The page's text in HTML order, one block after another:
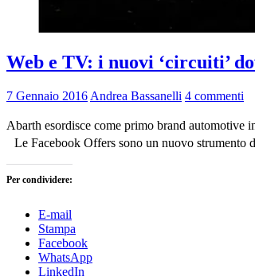
Web e TV: i nuovi ‘circuiti’
7 Gennaio 2016 Andrea Bassanelli 4 commenti
Abarth esordisce come primo brand
Le Facebook Offers sono un nuovo strumento
Per condividere:
E-mail
Stampa
Facebook
WhatsApp
LinkedIn